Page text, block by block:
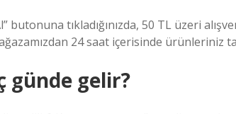
butonuna tıkladığınızda, 50 TL üzeri
24 saat içerisinde ürünleriniz
günde gelir?